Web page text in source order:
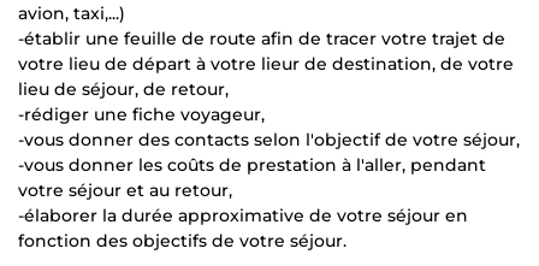
avion, taxi,...)
-établir une feuille de route afin de tracer votre trajet de
votre lieu de départ à votre lieur de destination, de votre
lieu de séjour, de retour,
-rédiger une fiche voyageur,
-vous donner des contacts selon l'objectif de votre séjour,
-vous donner les coûts de prestation à l'aller, pendant
votre séjour et au retour,
-élaborer la durée approximative de votre séjour en
fonction des objectifs de votre séjour.